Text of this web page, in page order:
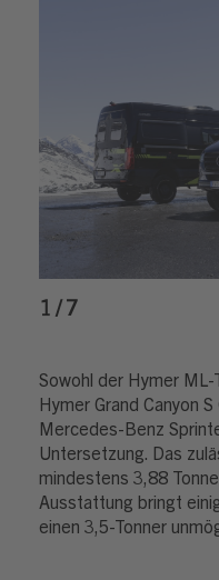
1 / 7
Sowohl der Hymer
Hymer Grand Canyon
Mercedes-Benz
Untersetzung. Das
mindestens 3,88
Ausstattung bringt
einen 3,5-Tonner